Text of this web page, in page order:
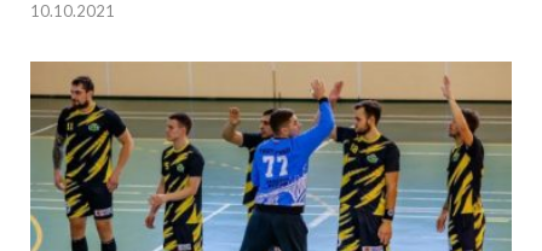
10.10.2021